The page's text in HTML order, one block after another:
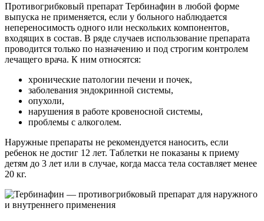
Противогрибковый препарат Тербинафин в любой форме
выпуска не применяется, если у больного наблюдается
непереносимость одного или нескольких компонентов,
входящих в состав. В ряде случаев использование препарата
проводится только по назначению и под строгим контролем
лечащего врача. К ним относятся:
хронические патологии печени и почек,
заболевания эндокринной системы,
опухоли,
нарушения в работе кровеносной системы,
проблемы с алкоголем.
Наружные препараты не рекомендуется наносить, если
ребенок не достиг 12 лет. Таблетки не показаны к приему
детям до 3 лет или в случае, когда масса тела составляет менее
20 кг.